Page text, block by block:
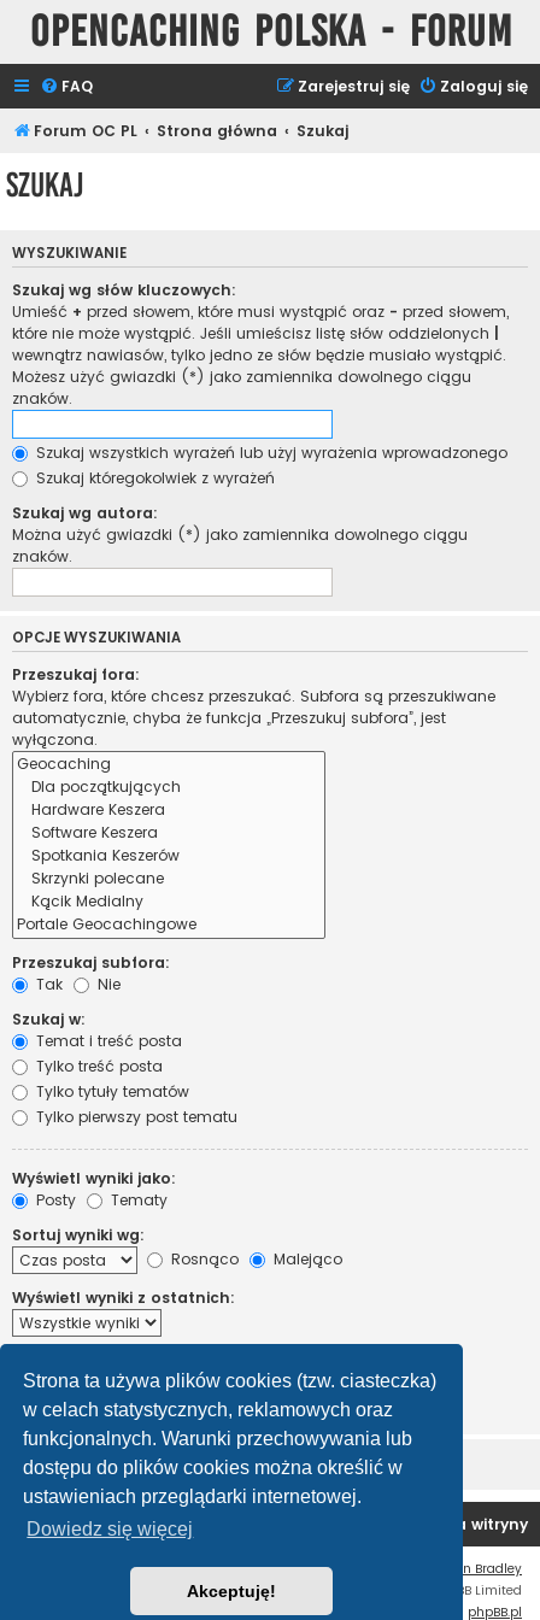
Strona ta używa plików cookies (tzw. ciasteczka)
w celach statystycznych, reklamowych oraz
funkcjonalnych. Warunki przechowywania lub
dostępu do plików cookies można określić w
ustawieniach przeglądarki internetowej.
Dowiedz się więcej
Akceptuję!
Opencaching Polska - Forum
FAQ Zaloguj się
Zarejestruj się
Forum OC PL Strona główna Szukaj
Szukaj
WYSZUKIWANIE
Szukaj wg słów kluczowych:
Umieść + przed słowem, które musi wystąpić oraz - przed słowem,
które nie może wystąpić. Jeśli umieścisz listę słów oddzielonych
wewnątrz nawiasów, tylko jedno ze słów będzie musiało wystąpić.
Możesz użyć gwiazdki (*) jako zamiennika dowolnego ciągu
znaków.
Szukaj wszystkich wyrażeń lub użyj wyrażenia wprowadzonego
Szukaj któregokolwiek z wyrażeń
Szukaj wg autora:
Można użyć gwiazdki (*) jako zamiennika dowolnego ciągu
znaków.
OPCJE WYSZUKIWANIA
Przeszukaj fora:
Wybierz fora, które chcesz przeszukać. Subfora są przeszukiwane
automatycznie, chyba że funkcja „Przeszukuj subfora”, jest
wyłączona.
Przeszukaj subfora:
Tak
Nie
Szukaj w:
Temat i treść posta
Tylko treść posta
Tylko tytuły tematów
Tylko pierwszy post tematu
Wyświetl wyniki jako:
Posty
Tematy
Sortuj wyniki wg:
Rosnąco
Malejąco
Wyświetl wyniki z ostatnich:
Ustaw 0, aby wyświetlić cały post.
znaków w poście
Forum OC PL Strona główna Usuń ciasteczka witryny
Ian Bradley
Technologię dostarczaphpBB
® Forum Software © phpBB Limited
Polski pakiet językowy dostarcza phpBB.pl